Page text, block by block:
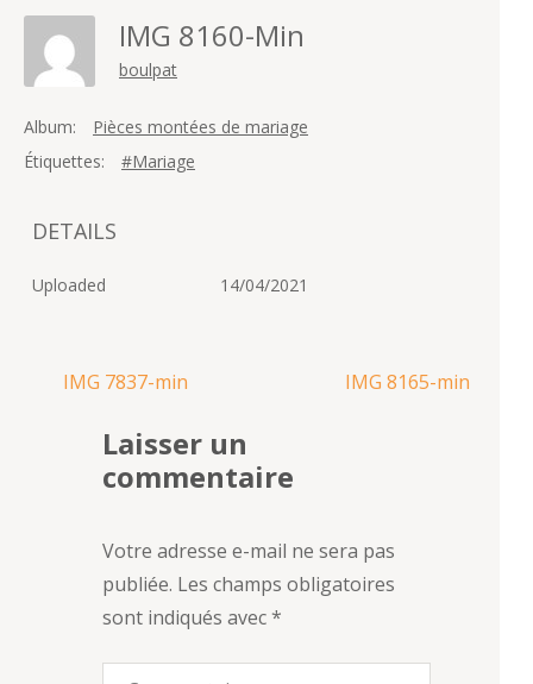
IMG 8160-Min
boulpat
Album:
Pièces montées de mariage
Étiquettes:
#Mariage
DETAILS
Uploaded 14/04/2021
Navigation
l’article
IMG 7837-min IMG 8165-min
Laisser un
commentaire
Votre adresse e-mail ne sera pas
publiée. Les champs obligatoires
sont indiqués avec*